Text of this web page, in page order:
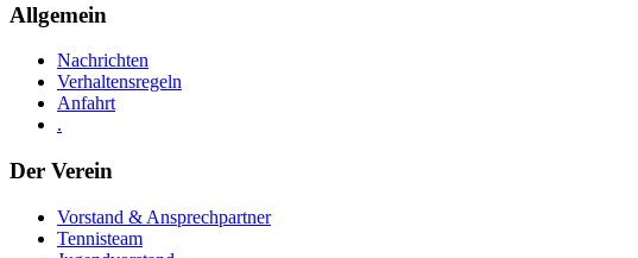
Allgemein
Nachrichten
Verhaltensregeln
Anfahrt
.
Der Verein
Vorstand & Ansprechpartner
Tennisteam